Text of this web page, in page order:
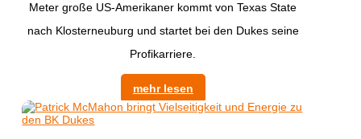
Meter große US-Amerikaner kommt von Texas State
nach Klosterneuburg und startet bei den Dukes seine
Profikarriere.
mehr lesen